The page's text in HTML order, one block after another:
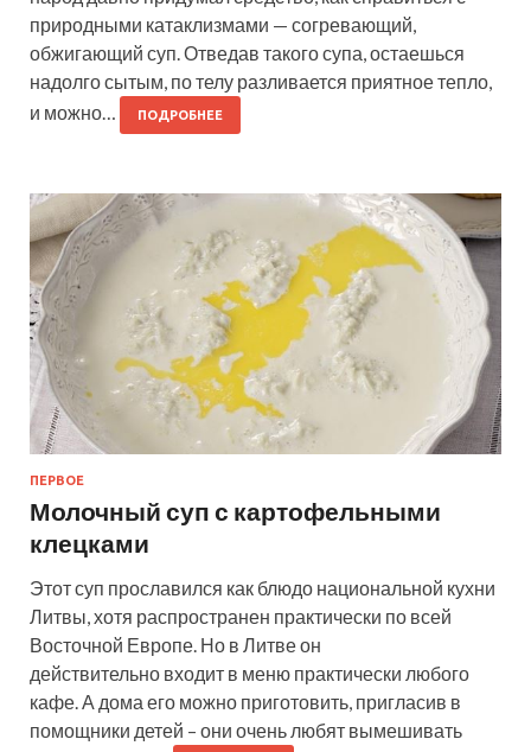
природными катаклизмами — согревающий,
обжигающий суп. Отведав такого супа, остаешься
надолго сытым, по телу разливается приятное тепло,
и можно…
ПОДРОБНЕЕ
ПЕРВОЕ
Молочный суп с картофельными
клецками
Этот суп прославился как блюдо национальной кухни
Литвы, хотя распространен практически по всей
Восточной Европе. Но в Литве он
действительно входит в меню практически любого
кафе. А дома его можно приготовить, пригласив в
помощники детей – они очень любят вымешивать